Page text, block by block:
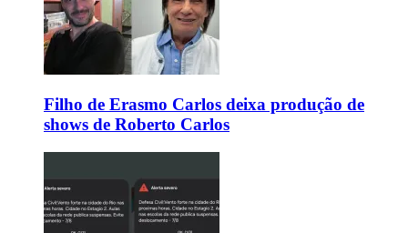
Filho de Erasmo Carlos deixa produção de
shows de Roberto Carlos